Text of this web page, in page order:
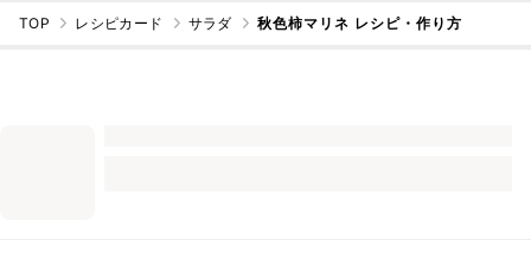
TOP レシピカード サラダ 秋色柿マリネ レシピ・作り方